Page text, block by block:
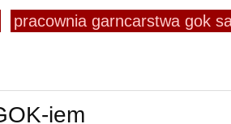
pracownia garncarstwa gok
iem